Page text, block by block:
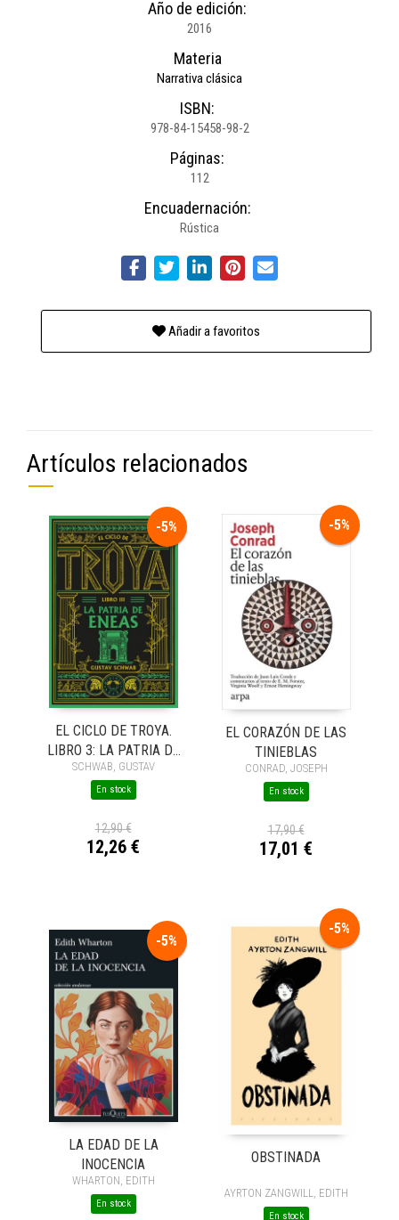
Año de edición:
2016
Materia
Narrativa clásica
ISBN:
978-84-15458-98-2
Páginas:
112
Encuadernación:
Rústica
Añadir a favoritos
Artículos relacionados
-5%
EL CICLO DE TROYA.
LIBRO 3: LA PATRIA DE
ENEAS
SCHWAB, GUSTAV
En stock
12,90 €
12,26 €
-5%
EL CORAZÓN DE LAS
TINIEBLAS
CONRAD, JOSEPH
En stock
17,90 €
17,01 €
-5%
LA EDAD DE LA
INOCENCIA
WHARTON, EDITH
En stock
-5%
OBSTINADA
AYRTON ZANGWILL, EDITH
En stock